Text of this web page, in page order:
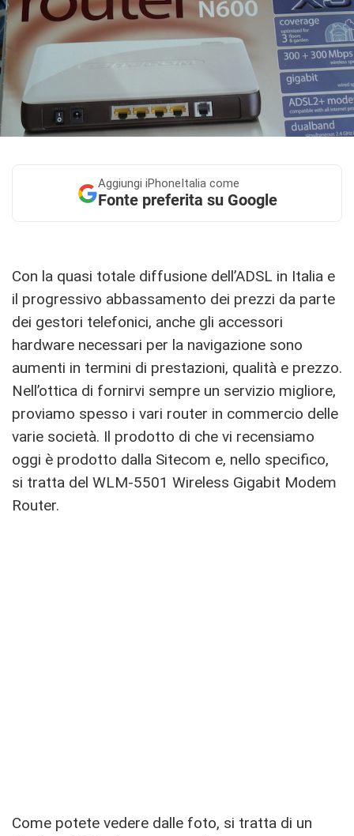
Aggiungi iPhoneItalia come
Fonte preferita su Google
Con la quasi totale diffusione dell’ADSL in Italia e
il progressivo abbassamento dei prezzi da parte
dei gestori telefonici, anche gli accessori
hardware necessari per la navigazione sono
aumenti in termini di prestazioni, qualità e prezzo.
Nell’ottica di fornirvi sempre un servizio migliore,
proviamo spesso i vari router in commercio delle
varie società. Il prodotto di che vi recensiamo
oggi è prodotto dalla Sitecom e, nello specifico,
si tratta del WLM-5501 Wireless Gigabit Modem
Router.
Come potete vedere dalle foto, si tratta di un